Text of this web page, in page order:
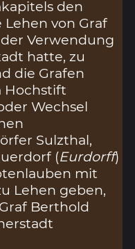
den
Lehen von Graf
Verwendung
hatte, zu
die Grafen
Hochstift
Wechsel
Sulzthal,
(Eurdorff)
mit
Lehen geben,
Berthold